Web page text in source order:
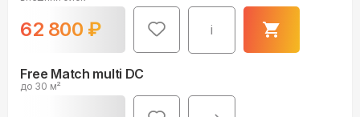
62 800 ₽ i
Free Match multi DC
до 30 м²